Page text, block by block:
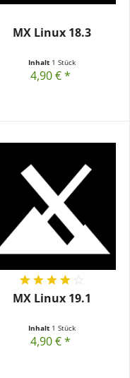
MX Linux 18.3
Inhalt 1 Stück
4,90 € *
MX Linux 19.1
Inhalt 1 Stück
4,90 € *